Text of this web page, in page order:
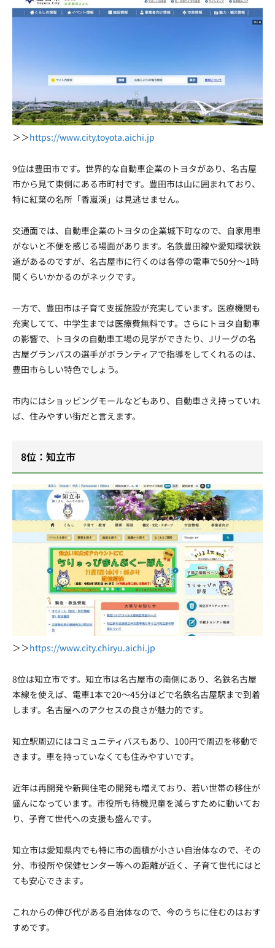
＞＞https://www.city.toyota.aichi.jp
9位は豊田市です。世界的な自動車企業のトヨタがあり、名古屋
市から見て東側にある市町村です。豊田市は山に囲まれており、
特に紅葉の名所「香嵐渓」は見逃せません。
交通面では、自動車企業のトヨタの企業城下町なので、自家用車
がないと不便を感じる場面があります。名鉄豊田線や愛知環状鉄
道があるのですが、名古屋市に行くのは各停の電車で50分〜1時
間くらいかかるのがネックです。
一方で、豊田市は子育て支援施設が充実しています。医療機関も
充実してて、中学生までは医療費無料です。さらにトヨタ自動車
の影響で、トヨタの自動車工場の見学ができたり、Jリーグの名
古屋グランパスの選手がボランティアで指導をしてくれるのは、
豊田市らしい特色でしょう。
市内にはショッピングモールなどもあり、自動車さえ持っていれ
ば、住みやすい街だと言えます。
8位：知立市
＞＞https://www.city.chiryu.aichi.jp
8位は知立市です。知立市は名古屋市の南側にあり、名鉄名古屋
本線を使えば、電車1本で20〜45分ほどで名鉄名古屋駅まで到着
します。名古屋へのアクセスの良さが魅力的です。
知立駅周辺にはコミュニティバスもあり、100円で周辺を移動で
きます。車を持っていなくても住みやすいです。
近年は再開発や新興住宅の開発も増えており、若い世帯の移住が
盛んになっています。市役所も待機児童を減らすために動いてお
り、子育て世代への支援も盛んです。
知立市は愛知県内でも特に市の面積が小さい自治体なので、その
分、市役所や保健センター等への距離が近く、子育て世代にはと
ても安心できます。
これからの伸び代がある自治体なので、今のうちに住むのはおす
すめです。